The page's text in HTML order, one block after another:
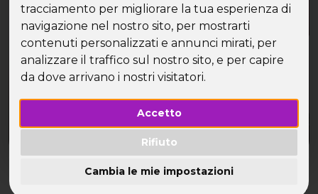
tracciamento per migliorare la tua esperienza di
navigazione nel nostro sito, per mostrarti
contenuti personalizzati e annunci mirati, per
analizzare il traffico sul nostro sito, e per capire
da dove arrivano i nostri visitatori.
Accetto
Rifiuto
Cambia le mie impostazioni
vacanze e viaggi per
single
Trascorri una vacanza per single in Tunisia da
sogno con Speed Vacanze®!
Vacanza in Tunisia -
trascorri un viaggio per single in